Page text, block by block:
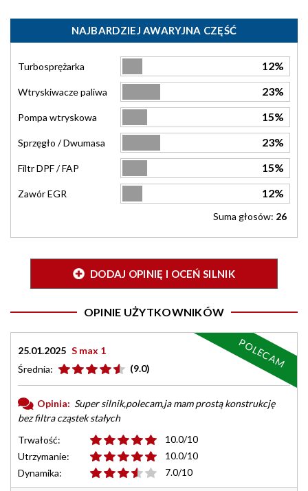
NAJBARDZIEJ AWARYJNA CZĘŚĆ
Turbosprężarka 12%
Wtryskiwacze paliwa 23%
Pompa wtryskowa 15%
Sprzęgło / Dwumasa 23%
Filtr DPF / FAP 15%
Zawór EGR 12%
Suma głosów: 26
DODAJ OPINIĘ I OCEŃ SILNIK
OPINIE UŻYTKOWNIKÓW
25.01.2025 S max 1
Średnia:
(9.0)
Opinia: Super silnik,polecam,ja mam prostą konstrukcję
bez filtra cząstek stałych
Trwałość:
10.0/10
Utrzymanie:
10.0/10
Dynamika:
7.0/10
POLECAM